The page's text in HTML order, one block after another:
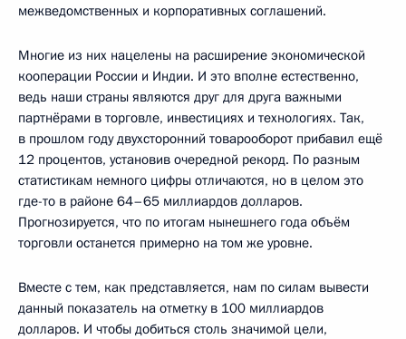
межведомственных и корпоративных соглашений.
Многие из них нацелены на расширение экономической
кооперации России и Индии. И это вполне естественно,
ведь наши страны являются друг для друга важными
партнёрами в торговле, инвестициях и технологиях. Так,
в прошлом году двухсторонний товарооборот прибавил ещё
12 процентов, установив очередной рекорд. По разным
статистикам немного цифры отличаются, но в целом это
где-то в районе 64–65 миллиардов долларов.
Прогнозируется, что по итогам нынешнего года объём
торговли останется примерно на том же уровне.
Вместе с тем, как представляется, нам по силам вывести
данный показатель на отметку в 100 миллиардов
долларов. И чтобы добиться столь значимой цели,